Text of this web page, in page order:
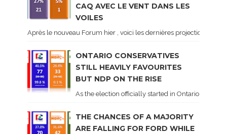
CAQ AVEC LE VENT DANS LES
VOILES
Après le nouveau Forum hier , voici les dernières projections
ONTARIO CONSERVATIVES
STILL HEAVILY FAVOURITES
BUT NDP ON THE RISE
As the election officially started in Ontario, some
THE CHANCES OF A MAJORITY
ARE FALLING FOR FORD WHILE